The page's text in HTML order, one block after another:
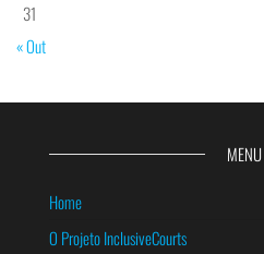
31
« Out
MENU
Home
O Projeto InclusiveCourts